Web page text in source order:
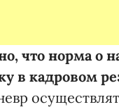
что норма о
в кадровом